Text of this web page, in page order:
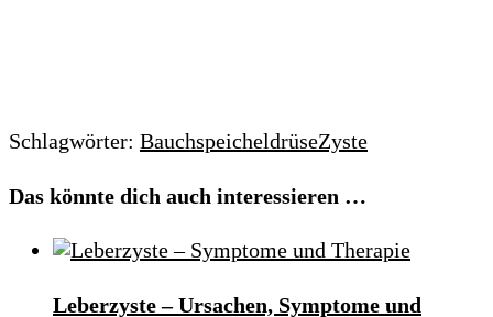
Schlagwörter: BauchspeicheldrüseZyste
Das könnte dich auch interessieren …
Leberzyste – Ursachen, Symptome und